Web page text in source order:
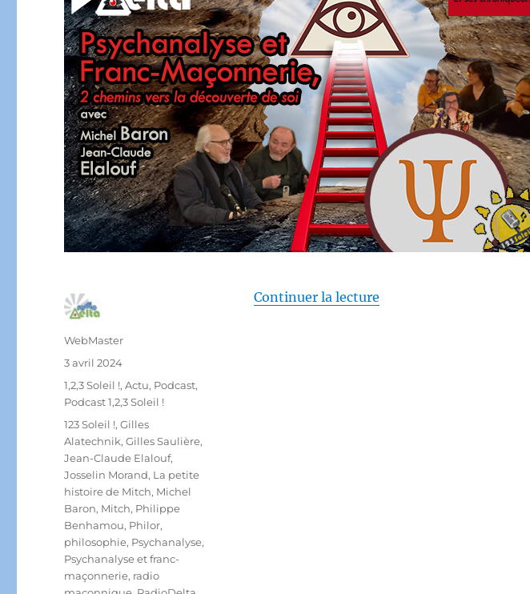
Continuer la lecturede « 1,2,3 Soleil ! #63
Auteur
WebMaster
Publié
3 avril 2024
Catégories
1,2,3 Soleil !,Actu, Podcast,
Podcast 1,2,3 Soleil !
Étiquettes
123 Soleil !,Gilles
Alatechnik,Gilles Saulière,
Jean-Claude Elalouf,
Josselin Morand, La petite
histoire de Mitch, Michel
Baron, Mitch, Philippe
Benhamou, Philor,
philosophie, Psychanalyse,
Psychanalyse et franc-
maçonnerie, radio